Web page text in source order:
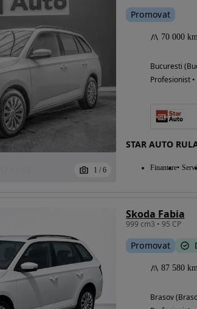
1 / 6
Promovat
70 000
Bucuresti
Profesionist
STAR AUTO
Finantare
Skoda Fabia
999 cm3 • 95 CP
Promovat
87 580
Brasov